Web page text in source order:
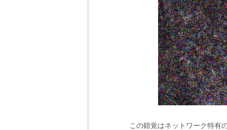
この錯覚はネットワーク特有